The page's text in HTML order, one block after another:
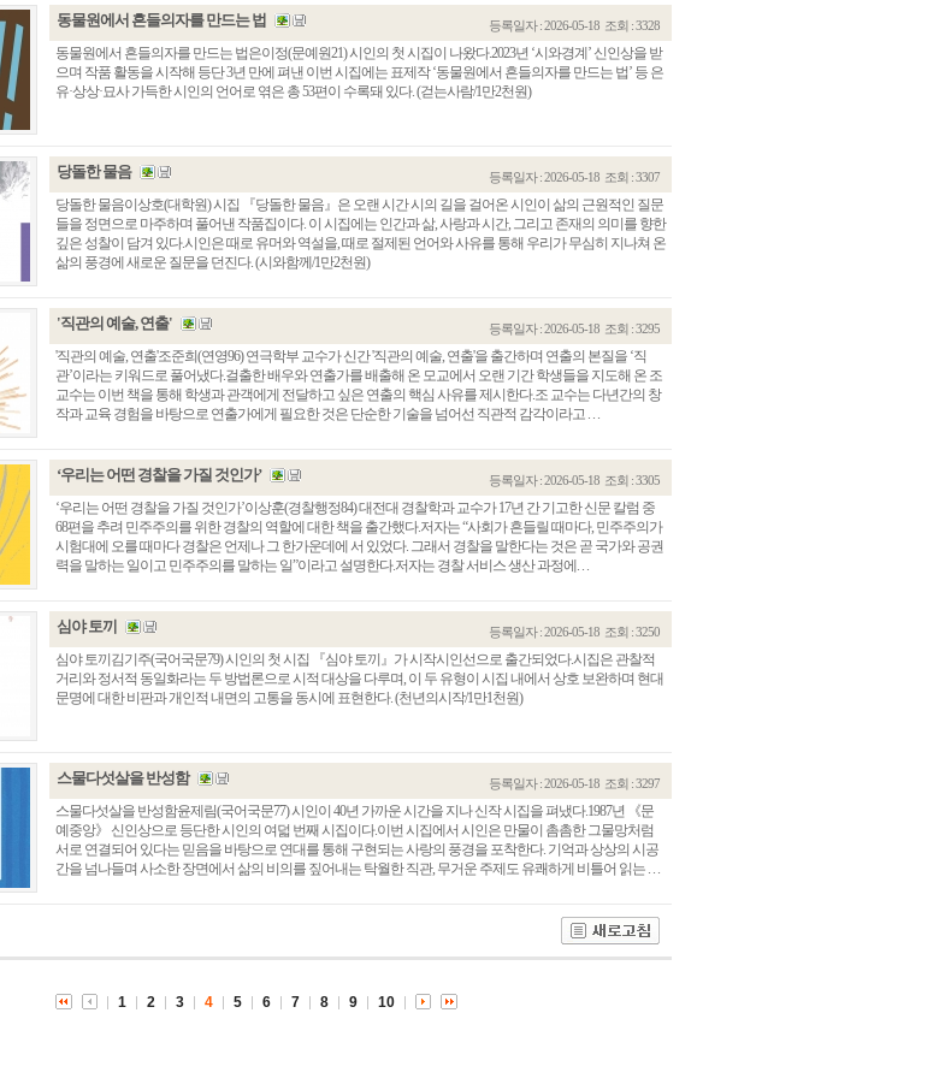
총동창회 소식
모교 소식
동창회보
영상갤러리
동문동정
동국의 창
이달의 시
회관건립기금 기부자
장학발전기금 기부자
공지사항
자유게시판
연락처 수정
동국의료원 혜택
동물원에서 흔들의자를 만드는 법 등록일자 : 2026-05-18 조회 : 3328
동물원에서 흔들의자를 만드는 법은이정(문예원21) 시인의 첫 시집이 나왔다.2023년 ‘시와경계’ 신인상을 받
으며 작품 활동을 시작해 등단 3년 만에 펴낸 이번 시집에는 표제작 ‘동물원에서 흔들의자를 만드는 법’ 등 은
유·상상·묘사 가득한 시인의 언어로 엮은 총 53편이 수록돼 있다. (걷는사람/1만2천원)
당돌한 물음 등록일자 : 2026-05-18 조회 : 3307
당돌한 물음이상호(대학원) 시집 『당돌한 물음』은 오랜 시간 시의 길을 걸어온 시인이 삶의 근원적인 질문
들을 정면으로 마주하며 풀어낸 작품집이다. 이 시집에는 인간과 삶, 사랑과 시간, 그리고 존재의 의미를 향한
깊은 성찰이 담겨 있다.시인은 때로 유머와 역설을, 때로 절제된 언어와 사유를 통해 우리가 무심히 지나쳐 온
삶의 풍경에 새로운 질문을 던진다. (시와함께/1만2천원)
'직관의 예술, 연출' 등록일자 : 2026-05-18 조회 : 3295
'직관의 예술, 연출'조준희(연영96) 연극학부 교수가 신간 '직관의 예술, 연출'을 출간하며 연출의 본질을 ‘직
관’이라는 키워드로 풀어냈다.걸출한 배우와 연출가를 배출해 온 모교에서 오랜 기간 학생들을 지도해 온 조
교수는 이번 책을 통해 학생과 관객에게 전달하고 싶은 연출의 핵심 사유를 제시한다.조 교수는 다년간의 창
작과 교육 경험을 바탕으로 연출가에게 필요한 것은 단순한 기술을 넘어선 직관적 감각이라고 . . .
‘우리는 어떤 경찰을 가질 것인가’ 등록일자 : 2026-05-18 조회 : 3305
‘우리는 어떤 경찰을 가질 것인가’이상훈(경찰행정84) 대전대 경찰학과 교수가 17년 간 기고한 신문 칼럼 중
68편을 추려 민주주의를 위한 경찰의 역할에 대한 책을 출간했다.저자는 “사회가 흔들릴 때마다, 민주주의가
시험대에 오를 때마다 경찰은 언제나 그 한가운데에 서 있었다. 그래서 경찰을 말한다는 것은 곧 국가와 공권
력을 말하는 일이고 민주주의를 말하는 일”이라고 설명한다.저자는 경찰 서비스 생산 과정에. . .
심야 토끼 등록일자 : 2026-05-18 조회 : 3250
심야 토끼김기주(국어국문79) 시인의 첫 시집 『심야 토끼』가 시작시인선으로 출간되었다.시집은 관찰적
거리와 정서적 동일화라는 두 방법론으로 시적 대상을 다루며, 이 두 유형이 시집 내에서 상호 보완하며 현대
문명에 대한 비판과 개인적 내면의 고통을 동시에 표현한다. (천년의시작/1만1천원)
스물다섯살을 반성함 등록일자 : 2026-05-18 조회 : 3297
스물다섯살을 반성함윤제림(국어국문77) 시인이 40년 가까운 시간을 지나 신작 시집을 펴냈다.1987년 《문
예중앙》 신인상으로 등단한 시인의 여덟 번째 시집이다.이번 시집에서 시인은 만물이 촘촘한 그물망처럼
서로 연결되어 있다는 믿음을 바탕으로 연대를 통해 구현되는 사랑의 풍경을 포착한다. 기억과 상상의 시공
간을 넘나들며 사소한 장면에서 삶의 비의를 짚어내는 탁월한 직관, 무거운 주제도 유쾌하게 비틀어 읽는 . . .
1 2 3 4 5 6 7 8 9 10